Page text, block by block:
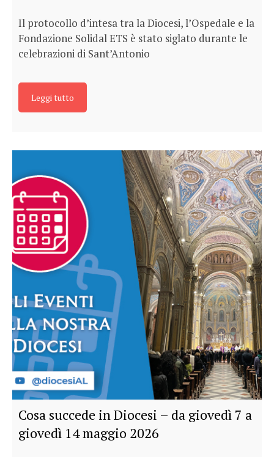
Il protocollo d’intesa tra la Diocesi, l’Ospedale e la
Fondazione Solidal ETS è stato siglato durante le
celebrazioni di Sant’Antonio
Leggi tutto
Cosa succede in Diocesi – da giovedì 7 a
giovedì 14 maggio 2026